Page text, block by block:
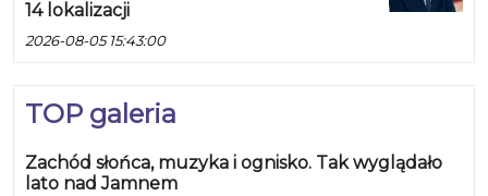
14 lokalizacji
2026-08-05 15:43:00
TOP galeria
Zachód słońca, muzyka i ognisko. Tak wyglądało
lato nad Jamnem